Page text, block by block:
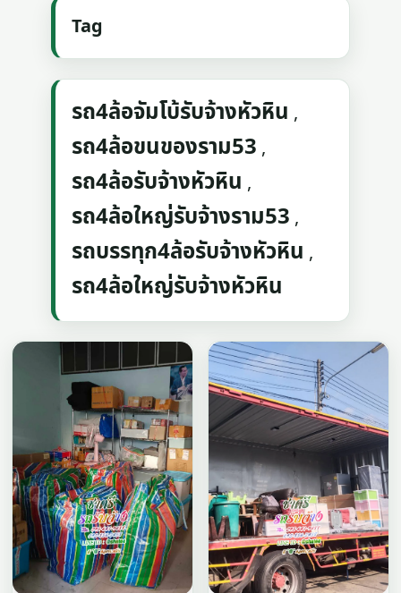
Tag
รถ4ล้อจัมโบ้รับจ้างหัวหิน ,
รถ4ล้อขนของราม53 ,
รถ4ล้อรับจ้างหัวหิน ,
รถ4ล้อใหญ่รับจ้างราม53 ,
รถบรรทุก4ล้อรับจ้างหัวหิน ,
รถ4ล้อใหญ่รับจ้างหัวหิน